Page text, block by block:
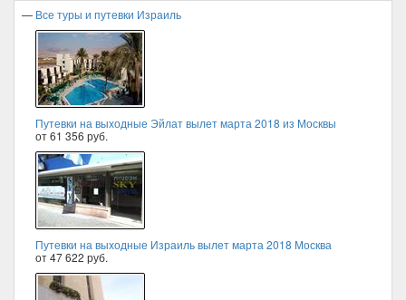
— Все туры и путевки Израиль
Путевки на выходные Эйлат вылет марта 2018 из Москвы
от 61 356 руб.
Путевки на выходные Израиль вылет марта 2018 Москва
от 47 622 руб.